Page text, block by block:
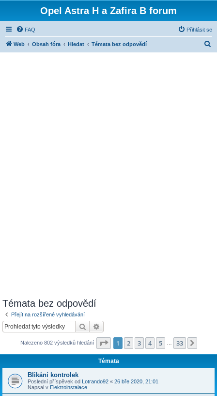
Opel Astra H a Zafira B forum
FAQ Přihlásit se
Web Obsah fóra Hledat Témata bez odpovědí
Témata bez odpovědí
Přejít na rozšířené vyhledávání
Hledat
Nalezeno 802 výsledků hledání Stránka z 33
1 2 3 4 5 33
Témata
Blikání kontrolek
Poslední příspěvek od Lotrando92 « 26 bře 2020, 21:01
Napsal v Elektroinstalace